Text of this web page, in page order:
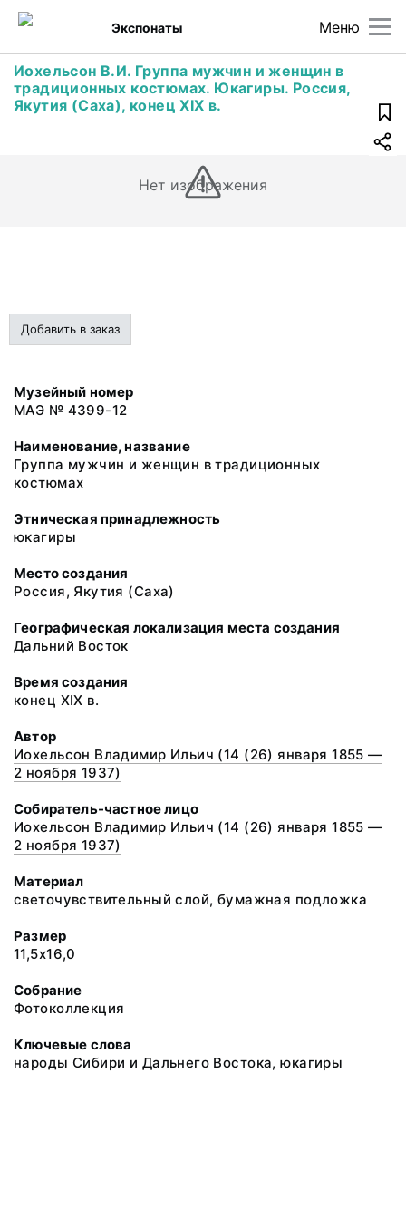
Меню
Экспонаты
Иохельсон В.И. Группа мужчин и женщин в
традиционных костюмах. Юкагиры. Россия,
Якутия (Саха), конец XIX в.
Нет изображения
Добавить в заказ
Музейный номер
МАЭ № 4399-12
Наименование, название
Группа мужчин и женщин в традиционных
костюмах
Этническая принадлежность
юкагиры
Место создания
Россия, Якутия (Саха)
Географическая локализация места создания
Дальний Восток
Время создания
конец XIX в.
Автор
Иохельсон Владимир Ильич (14 (26) января 1855 —
2 ноября 1937)
Собиратель-частное лицо
Иохельсон Владимир Ильич (14 (26) января 1855 —
2 ноября 1937)
Материал
светочувствительный слой, бумажная подложка
Размер
11,5х16,0
Собрание
Фотоколлекция
Ключевые слова
народы Сибири и Дальнего Востока, юкагиры